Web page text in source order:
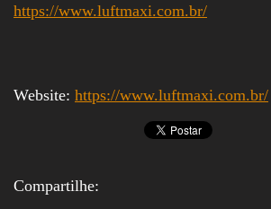
https://www.luftmaxi.com.br/
Website: https://www.luftmaxi.com.br/
Compartilhe: